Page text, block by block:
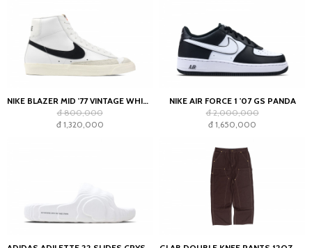
NIKE BLAZER MID '77 VINTAGE WHITE BLACK
đ 800,000
đ 1,320,000
NIKE AIR FORCE 1 '07 GS PANDA
đ 2,000,000
đ 1,650,000